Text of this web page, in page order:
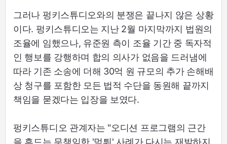
그러나 펑키스튜디오와의 분쟁은 끝나지 않은 상황
이다. 펑키스튜디오는 지난 2월 마지막까지 법원의
조율에 임했으나, 유준원 측이 조율 기간 중 독자적
인 행보를 강행하며 합의 의사가 없음을 드러냄에
따라 기존 소송에 더해 30억 원 규모의 추가 손해배
상 청구를 포함한 모든 법적 수단을 동원해 끝까지
책임을 묻겠다는 입장을 보였다.
펑키스튜디오 관계자는 "오디션 프로그램의 근간